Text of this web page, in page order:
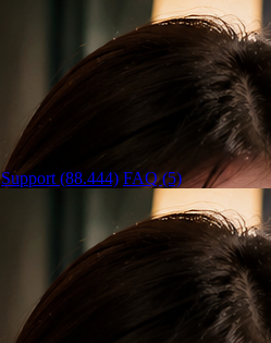
Support (88.444) FAQ (5)